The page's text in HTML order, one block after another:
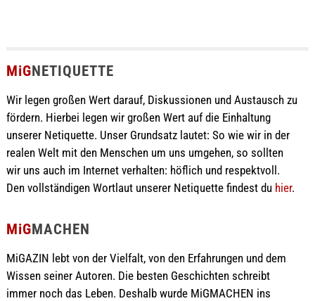
MiGNETIQUETTE
Wir legen großen Wert darauf, Diskussionen und Austausch zu
fördern. Hierbei legen wir großen Wert auf die Einhaltung
unserer Netiquette. Unser Grundsatz lautet: So wie wir in der
realen Welt mit den Menschen um uns umgehen, so sollten
wir uns auch im Internet verhalten: höflich und respektvoll.
Den vollständigen Wortlaut unserer Netiquette findest du hier.
MiGMACHEN
MiGAZIN lebt von der Vielfalt, von den Erfahrungen und dem
Wissen seiner Autoren. Die besten Geschichten schreibt
immer noch das Leben. Deshalb wurde MiGMACHEN ins